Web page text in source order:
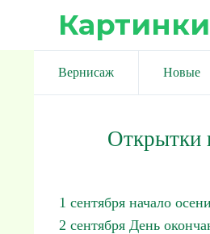
Вернисаж Новые
Открытки
1 сентября начало осени
2 сентября День